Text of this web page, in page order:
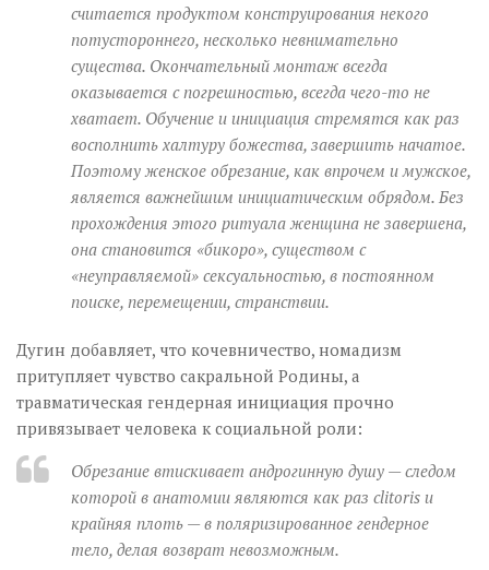
считается продуктом конструирования некого
потустороннего, несколько невнимательно
существа. Окончательный монтаж всегда
оказывается с погрешностью, всегда чего-то не
хватает. Обучение и инициация стремятся как раз
восполнить халтуру божества, завершить начатое.
Поэтому женское обрезание, как впрочем и мужское,
является важнейшим инициатическим обрядом. Без
прохождения этого ритуала женщина не завершена,
она становится «бикоро», существом с
«неуправляемой» сексуальностью, в постоянном
поиске, перемещении, странствии.
Дугин добавляет, что кочевничество, номадизм
притупляет чувство сакральной Родины, а
травматическая гендерная инициация прочно
привязывает человека к социальной роли:
Обрезание втискивает андрогинную душу — следом
которой в анатомии являются как раз clitoris и
крайняя плоть — в поляризированное гендерное
тело, делая возврат невозможным.